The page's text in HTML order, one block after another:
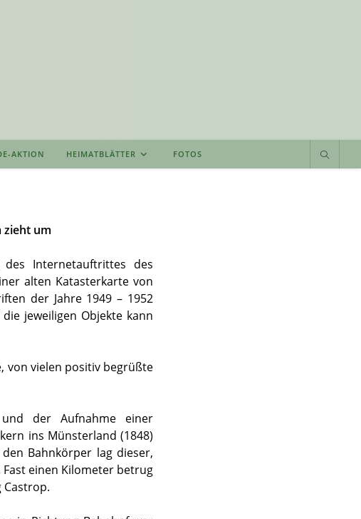
AKTION HEIMATBLÄTTER FOTOS
zieht um
Internetauftrittes des
alten Katasterkarte von
der Jahre 1949 – 1952
jeweiligen Objekte kann
von vielen positiv begrüßte
der Aufnahme einer
ins Münsterland (1848)
Bahnkörper lag dieser,
einen Kilometer betrug